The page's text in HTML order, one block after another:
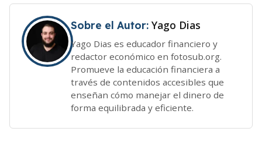
Sobre el Autor: Yago Dias
Yago Dias es educador financiero y
redactor económico en fotosub.org.
Promueve la educación financiera a
través de contenidos accesibles que
enseñan cómo manejar el dinero de
forma equilibrada y eficiente.